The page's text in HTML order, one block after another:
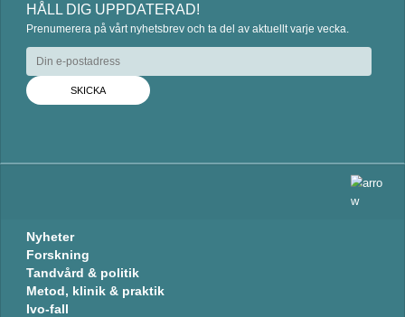
n
k
n
c
e
o
o
k
a
i
HÅLL DIG UPPDATERAD!
Prenumerera på vårt nyhetsbrev och ta del av aktuellt varje vecka.
Nyheter
Forskning
Tandvård & politik
Metod, klinik & praktik
Ivo-fall